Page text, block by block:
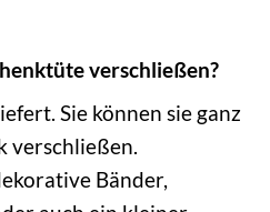
verschließen?
Sie können sie ganz
verschließen.
Bänder,